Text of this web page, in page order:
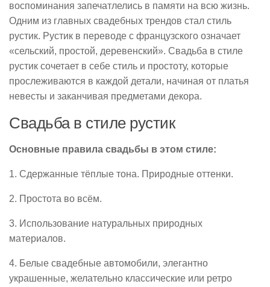
воспоминания запечатлелись в памяти на всю жизнь.
Одним из главных свадебных трендов стал стиль
рустик. Рустик в переводе с французского означает
«сельский, простой, деревенский». Свадьба в стиле
рустик сочетает в себе стиль и простоту, которые
прослеживаются в каждой детали, начиная от платья
невесты и заканчивая предметами декора.
Свадьба в стиле рустик
Основные правила свадьбы в этом стиле:
1. Сдержанные тёплые тона. Природные оттенки.
2. Простота во всём.
3. Использование натуральных природных
материалов.
4. Белые свадебные автомобили, элегантно
украшенные, желательно классические или ретро